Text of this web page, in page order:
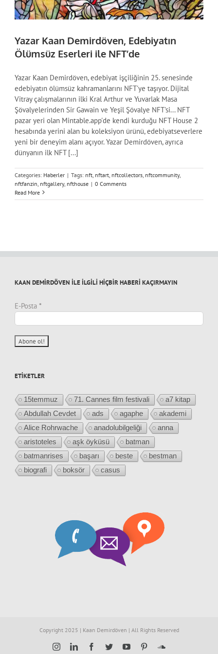
Yazar Kaan Demirdöven, Edebiyatın
Ölümsüz Eserleri ile NFT’de
Yazar Kaan Demirdöven, edebiyat işçiliğinin 25. senesinde
edebiyatın ölümsüz kahramanlarını NFT'ye taşıyor. Dijital
Vitray çalışmalarının ilki Kral Arthur ve Yuvarlak Masa
Şövalyelerinden Sir Gawain ve Yeşil Şövalye NFT'si... NFT
pazar yeri olan Mintable.app'de kendi kurduğu NFT House 2
hesabında yerini alan bu koleksiyon ürünü, edebiyatseverlere
yeni bir deneyim alanı açıyor. Yazar Demirdöven, ayrıca
dünyanın ilk NFT [...]
Categories: Haberler | Tags: nft nftart nftcollectors nftcommunity,
nftfanzin nftgallery, nfthouse | 0 Comments
Read More
KAAN DEMİRDÖVEN İLE İLGİLİ HİÇBİR HABERİ KAÇIRMAYIN
E-Posta *
ETIKETLER
15temmuz 71. Cannes film festivali
a7 kitap
Abdullah Cevdet
ads agaphe
akademi
Alice Rohrwache
anadolubilgeliği
anna
aristoteles
aşk öyküsü
batman
batmanrises
başarı beste
bestman
biografi
boksör casus
Copyright 2025 | Kaan Demirdöven | All Rights Reserved
InstagramLinkedInFacebook
TwitterYouTubePinterestSoundCloud